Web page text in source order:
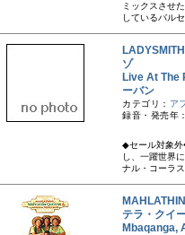
ミックスさせ
しているバル
ゾ
Live At The
ーバン
カテゴリ： ア
録音・発売年
◆セール対象外
し、一躍世界
ナル・コーラ
テラ・クイ
Mbaqanga,